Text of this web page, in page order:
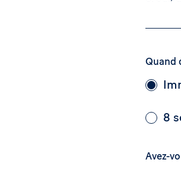
Quand
8
Avez-